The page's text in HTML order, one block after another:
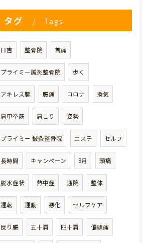
タグ Tags
日吉 整骨院 首痛
プライミー鍼灸整骨院 歩く
アキレス腱 腰痛 コロナ 換気
肩甲挙筋 肩こり 姿勢
プライミー 鍼灸整骨院 エステ セルフ
長時間 キャンペーン 8月 頭痛
脱水症状 熱中症 通院 整体
運転 運動 悪化 セルフケア
反り腰 五十肩 四十肩 偏頭痛